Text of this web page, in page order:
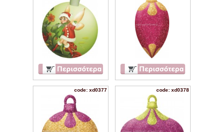
code: xd0377 code: xd0378